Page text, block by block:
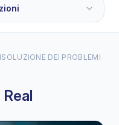
DEI PROBLEMI